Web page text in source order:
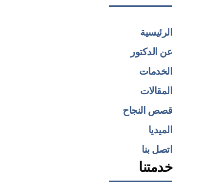
الرئيسية
عن الدكتور
الخدمات
المقالات
قصص النجاح
الميديا
اتصل بنا
خدمتنا